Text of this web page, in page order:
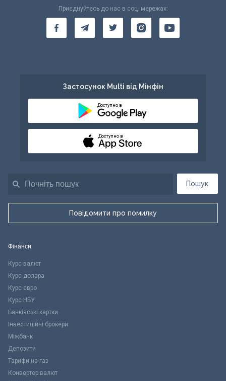
Пошук
Повідомити про помилку
Приєднуйтесь до нас в соц. мережах:
Застосунок Multi від Мінфін
Доступно в
Доступно в
Фінанси
Курс валют
Курс долара
Курс євро
Курс НБУ
Банківські картки
Інвестиційні брокери
Міжбанк
Депозити
Тарифи на газ
Конвертер валют